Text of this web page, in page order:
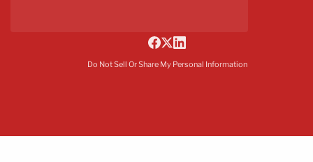
Do Not Sell Or Share My Personal Information